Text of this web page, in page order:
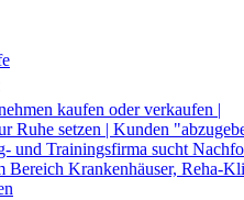
kaufen oder verkaufen |
Ruhe setzen | Kunden
und Trainingsfirma sucht
Bereich Krankenhäuser, Reha-